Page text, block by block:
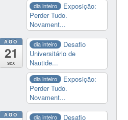
dia inteiro
Exposição:
Perder Tudo.
Novament...
AGO
21
sex
dia inteiro
Desafio
Universitário de
Nautide...
dia inteiro
Exposição:
Perder Tudo.
Novament...
AGO dia inteiro
Desafio